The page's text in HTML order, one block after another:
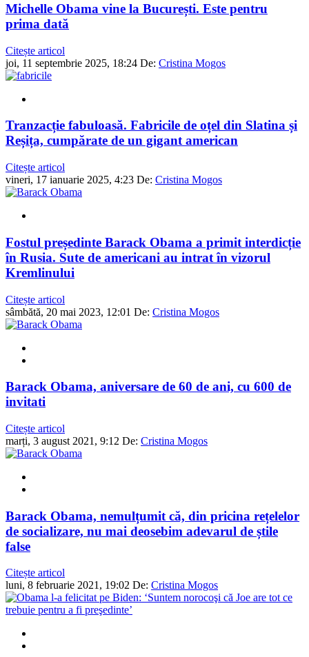
Michelle Obama vine la București. Este pentru
prima dată
Citește articol
joi, 11 septembrie 2025, 18:24 De: Cristina Mogos
Tranzacție fabuloasă. Fabricile de oțel din Slatina și
Reșița, cumpărate de un gigant american
Citește articol
vineri, 17 ianuarie 2025, 4:23 De: Cristina Mogos
Fostul președinte Barack Obama a primit interdicție
în Rusia. Sute de americani au intrat în vizorul
Kremlinului
Citește articol
sâmbătă, 20 mai 2023, 12:01 De: Cristina Mogos
Barack Obama, aniversare de 60 de ani, cu 600 de
invitati
Citește articol
marți, 3 august 2021, 9:12 De: Cristina Mogos
Barack Obama, nemulțumit că, din pricina rețelelor
de socializare, nu mai deosebim adevarul de știle
false
Citește articol
luni, 8 februarie 2021, 19:02 De: Cristina Mogos